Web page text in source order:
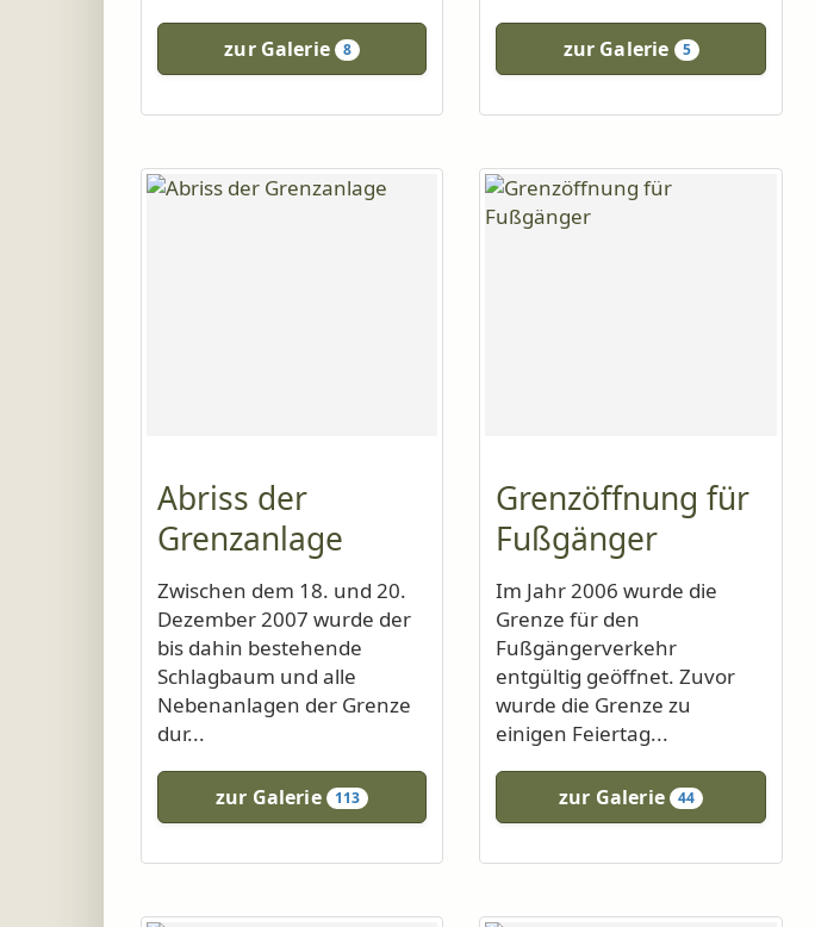
zur Galerie 8 zur Galerie 5
Abriss der
Grenzanlage
Zwischen dem 18. und 20.
Dezember 2007 wurde der
bis dahin bestehende
Schlagbaum und alle
Nebenanlagen der Grenze
dur...
zur Galerie 113
Grenzöffnung für
Fußgänger
Im Jahr 2006 wurde die
Grenze für den
Fußgängerverkehr
entgültig geöffnet. Zuvor
wurde die Grenze zu
einigen Feiertag...
zur Galerie 44